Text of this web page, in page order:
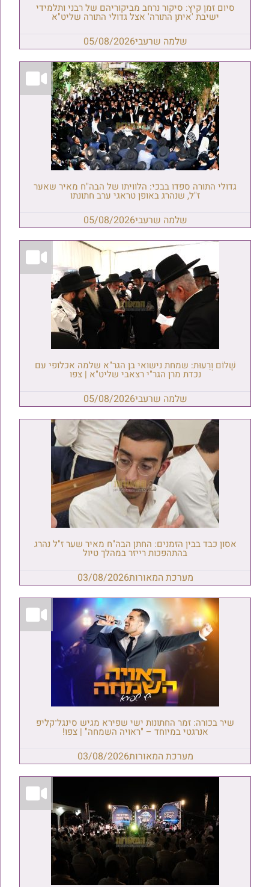
סיום זמן קיץ: סיקור נרחב מביקוריהם של רבני ותלמידי
ישיבת 'איתן התורה' אצל גדולי התורה שליט"א
שלמה שרעבי05/08/2026
גדולי התורה ספדו בבכי: הלוויתו של הבה"ח מאיר שאער
ז"ל, שנהרג באופן טראגי ערב חתונתו
שלמה שרעבי05/08/2026
שָׁלוֹם וְרֵעוּת: שמחת נישואי בן הגר"א שלמה אכלופי עם
נכדת מרן הגר"י רצאבי שליט"א | צפו
שלמה שרעבי05/08/2026
אסון כבד בבין הזמנים: החתן הבה"ח מאיר שער ז"ל נהרג
בהתהפכות רייזר במהלך טיול
מערכת המאורות03/08/2026
שיר בכורה: זמר החתונות ישי שפירא מגיש סינגל־קליפ
אנרגטי במיוחד – "ראויה השמחה" | צפו!
מערכת המאורות03/08/2026